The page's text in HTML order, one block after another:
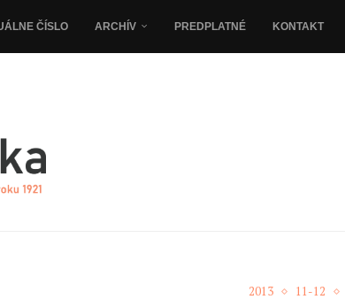
ČÍSLO ARCHÍV PREDPLATNÉ KONTAKT
2013 11-12